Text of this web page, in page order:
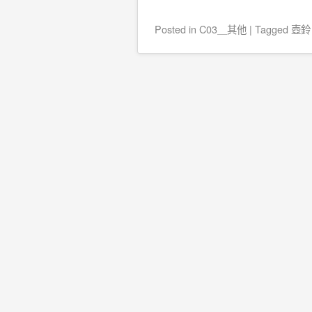
Posted in C03＿其他 | Tagged 壺鈴